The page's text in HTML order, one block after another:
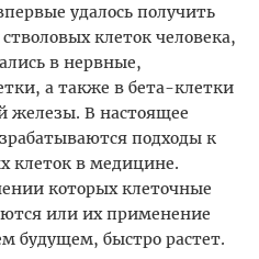
удалось получить
клеток человека,
в нервные,
а также в бета-клетки
железы. В настоящее
подходы к
клеток в медицине.
которых клеточные
или их применение
будущем, быстро растет.